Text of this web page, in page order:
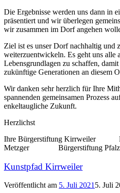
Die Ergebnisse werden uns dann in
präsentiert und wir überlegen
wir zusammen im Dorf angehen
Ziel ist es unser Dorf nachhaltig und
weiterzuentwickeln. Es geht uns alle
Lebensgrundlagen zu schaffen,
zukünftige Generationen an diesem
Wir danken sehr herzlich für Ihre
spannenden gemeinsamen Prozess
enkeltaugliche Zukunft.
Herzlichst
Ihre Bürgerstiftung Kirrweiler
Metzger Bürgerstiftung Pfalz
Kunstpfad Kirrweiler
Veröffentlicht am 5. Juli 2021 5. Juli